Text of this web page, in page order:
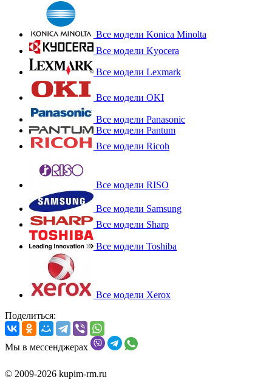
Все модели Konica Minolta
Все модели Kyocera
Все модели Lexmark
Все модели OKI
Все модели Panasonic
Все модели Pantum
Все модели Ricoh
Все модели RISO
Все модели Samsung
Все модели Sharp
Все модели Toshiba
Все модели Xerox
Поделиться:
Мы в мессенджерах
© 2009-2026 kupim-rm.ru